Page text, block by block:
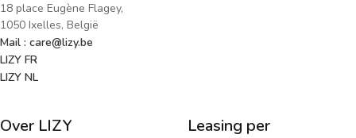
18 place Eugène Flagey,
1050 Ixelles, België
Mail : care@lizy.be
LIZY FR
LIZY NL
Over LIZY
Leasing per